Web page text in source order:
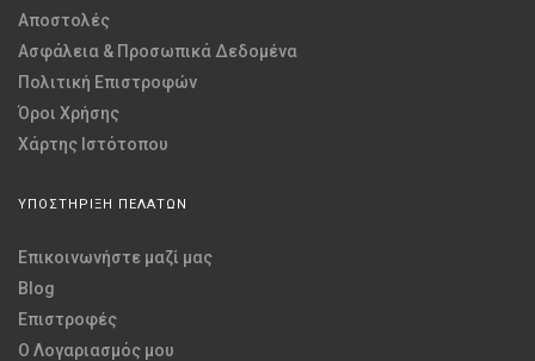
Αποστολές
Ασφάλεια & Προσωπικά Δεδομένα
Πολιτική Επιστροφών
Όροι Χρήσης
Χάρτης Ιστότοπου
ΥΠΟΣΤΗΡΙΞΗ ΠΕΛΑΤΩΝ
Επικοινωνήστε μαζί μας
Blog
Επιστροφές
O Λογαριασμός μου